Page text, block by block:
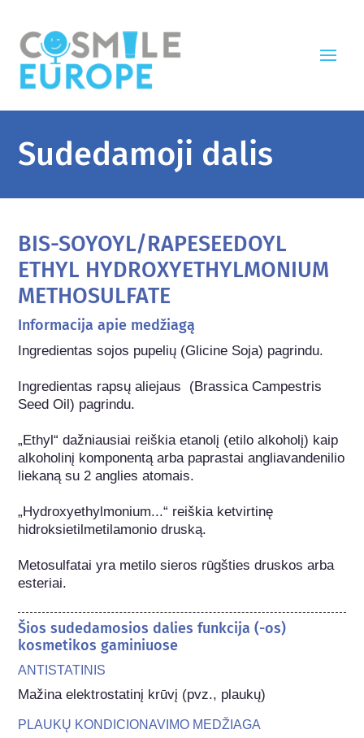
Sudedamoji dalis
BIS-SOYOYL/RAPESEEDOYL
ETHYL HYDROXYETHYLMONIUM
METHOSULFATE
Informacija apie medžiagą
Ingredientas sojos pupelių (Glicine Soja) pagrindu.
Ingredientas rapsų aliejaus  (Brassica Campestris
Seed Oil) pagrindu.
„Ethyl“ dažniausiai reiškia etanolį (etilo alkoholį) kaip
alkoholinį komponentą arba paprastai angliavandenilio
liekaną su 2 anglies atomais.
„Hydroxyethylmonium...“ reiškia ketvirtinę
hidroksietilmetilamonio druską.
Metosulfatai yra metilo sieros rūgšties druskos arba
esteriai.
Šios sudedamosios dalies funkcija (-os)
kosmetikos gaminiuose
ANTISTATINIS
Mažina elektrostatinį krūvį (pvz., plaukų)
PLAUKŲ KONDICIONAVIMO MEDŽIAGA